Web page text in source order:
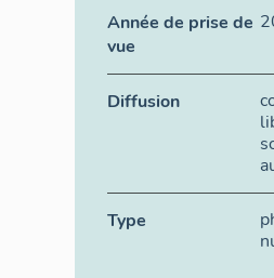
Année de prise de
vue
Diffusion
Type